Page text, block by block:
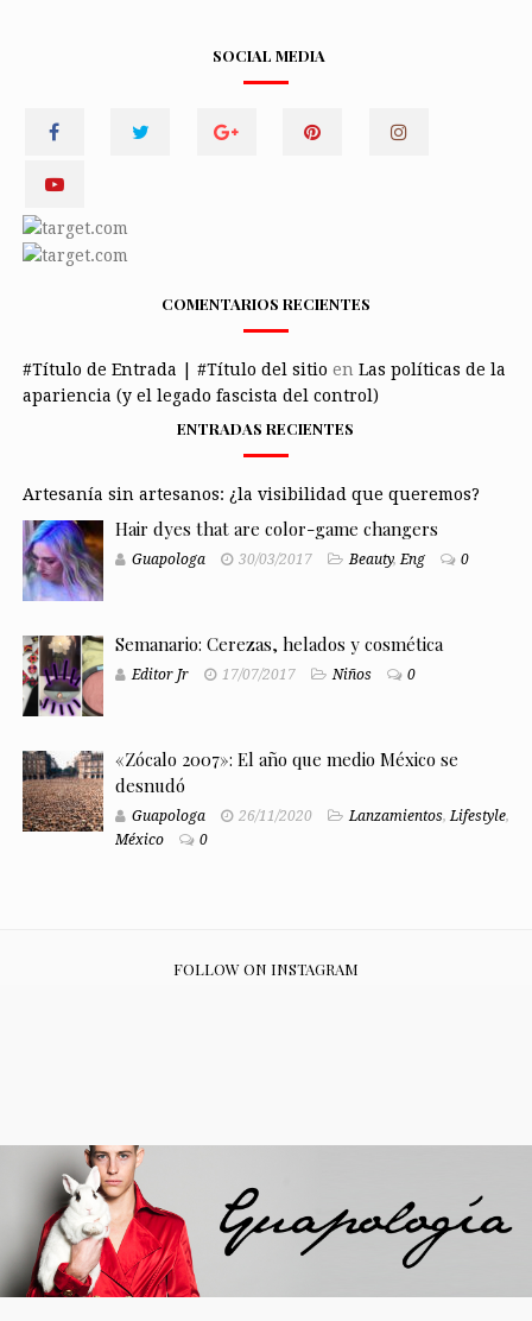
SOCIAL MEDIA
COMENTARIOS RECIENTES
#Título de Entrada | #Título del sitio en Las políticas de la
apariencia (y el legado fascista del control)
ENTRADAS RECIENTES
Artesanía sin artesanos: ¿la visibilidad que queremos?
Hair dyes that are color-game changers
Guapologa 30/03/2017 Beauty,Eng 0
Semanario: Cerezas, helados y cosmética
Editor Jr 17/07/2017 Niños 0
«Zócalo 2007»: El año que medio México se
desnudó
Guapologa 26/11/2020 Lanzamientos,Lifestyle,
México
0
FOLLOW ON INSTAGRAM